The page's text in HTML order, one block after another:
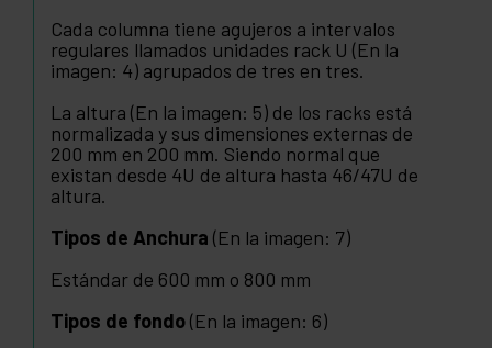
Cada columna tiene agujeros a intervalos
regulares llamados unidades rack U (En la
imagen: 4) agrupados de tres en tres.
La altura (En la imagen: 5) de los racks está
normalizada y sus dimensiones externas de
200 mm en 200 mm. Siendo normal que
existan desde 4U de altura hasta 46/47U de
altura.
Tipos de Anchura (En la imagen: 7)
Estándar de 600 mm o 800 mm
Tipos de fondo(En la imagen: 6)